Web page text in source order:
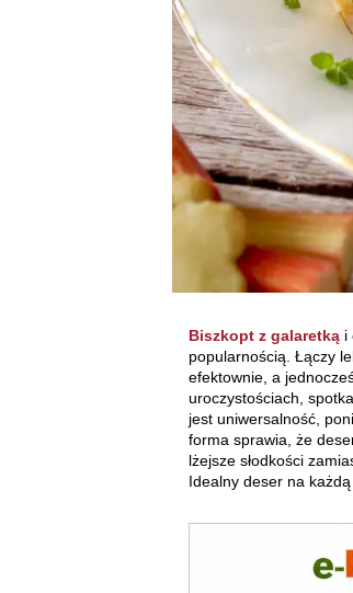
Biszkopt z galaretką i
popularnością. Łączy
efektownie, a
uroczystościach,
jest uniwersalność,
forma sprawia, że
lżejsze słodkości
Idealny deser na